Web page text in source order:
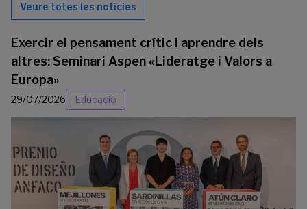
Veure totes les notícies
Exercir el pensament crític i aprendre dels
altres: Seminari Aspen «Lideratge i Valors a
Europa»
29/07/2026 Educació